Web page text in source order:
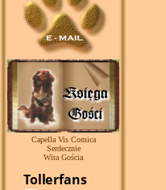
Capella Vis Comica
Serdecznie
Wita Gościa